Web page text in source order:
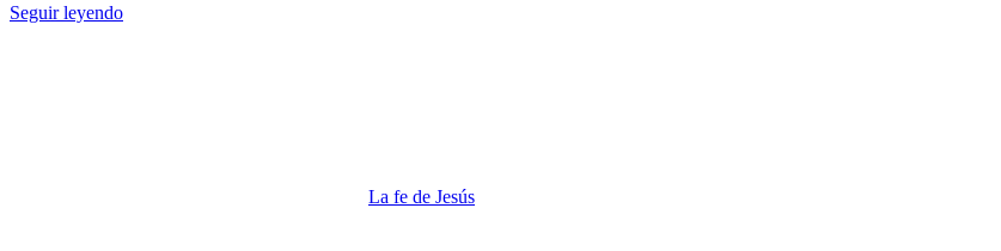
Seguir leyendo
La fe de Jesús